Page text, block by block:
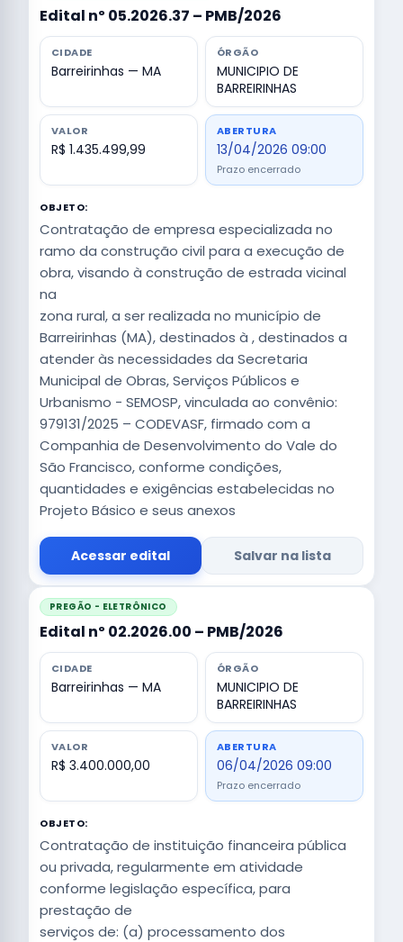
Edital nº 05.2026.37 – PMB/2026
CIDADE
Barreirinhas — MA
ÓRGÃO
MUNICIPIO DE
BARREIRINHAS
VALOR
R$ 1.435.499,99
ABERTURA
13/04/2026 09:00
Prazo encerrado
OBJETO:
Contratação de empresa especializada no
ramo da construção civil para a execução de
obra, visando à construção de estrada vicinal
na
zona rural, a ser realizada no município de
Barreirinhas (MA), destinados à , destinados a
atender às necessidades da Secretaria
Municipal de Obras, Serviços Públicos e
Urbanismo - SEMOSP, vinculada ao convênio:
979131/2025 – CODEVASF, firmado com a
Companhia de Desenvolvimento do Vale do
São Francisco, conforme condições,
quantidades e exigências estabelecidas no
Projeto Básico e seus anexos
Acessar edital Salvar na lista
PREGÃO - ELETRÔNICO
Edital nº 02.2026.00 – PMB/2026
CIDADE
Barreirinhas — MA
ÓRGÃO
MUNICIPIO DE
BARREIRINHAS
VALOR
R$ 3.400.000,00
ABERTURA
06/04/2026 09:00
Prazo encerrado
OBJETO:
Contratação de instituição financeira pública
ou privada, regularmente em atividade
conforme legislação específica, para
prestação de
serviços de: (a) processamento dos